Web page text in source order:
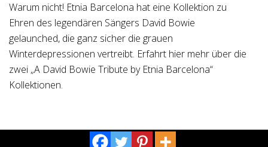
Warum nicht! Etnia Barcelona hat eine Kollektion zu
Ehren des legendären Sängers David Bowie
gelaunched, die ganz sicher die grauen
Winterdepressionen vertreibt. Erfahrt hier mehr über die
zwei „A David Bowie Tribute by Etnia Barcelona“
Kollektionen.